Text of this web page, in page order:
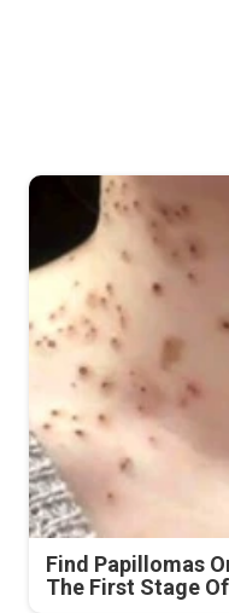
Find Papillomas
The First Stage